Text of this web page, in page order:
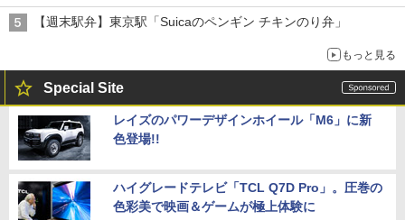
【週末駅弁】東京駅「Suicaのペンギン チキンのり弁」
もっと見る
Special Site
レイズのパワーデザインホイール「M6」に新
色登場!!
ハイグレードテレビ「TCL Q7D Pro」。圧巻の
色彩美で映画＆ゲームが極上体験に